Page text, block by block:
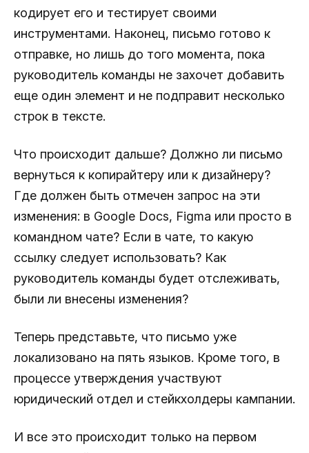
кодирует его и тестирует своими
инструментами. Наконец, письмо готово к
отправке, но лишь до того момента, пока
руководитель команды не захочет добавить
еще один элемент и не подправит несколько
строк в тексте.
Что происходит дальше? Должно ли письмо
вернуться к копирайтеру или к дизайнеру?
Где должен быть отмечен запрос на эти
изменения: в Google Docs, Figma или просто в
командном чате? Если в чате, то какую
ссылку следует использовать? Как
руководитель команды будет отслеживать,
были ли внесены изменения?
Теперь представьте, что письмо уже
локализовано на пять языков. Кроме того, в
процессе утверждения участвуют
юридический отдел и стейкхолдеры кампании.
И все это происходит только на первом